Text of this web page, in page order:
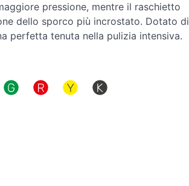
pressione, mentre il raschietto
dello sporco più incrostato. Dotato di
perfetta tenuta nella pulizia intensiva.